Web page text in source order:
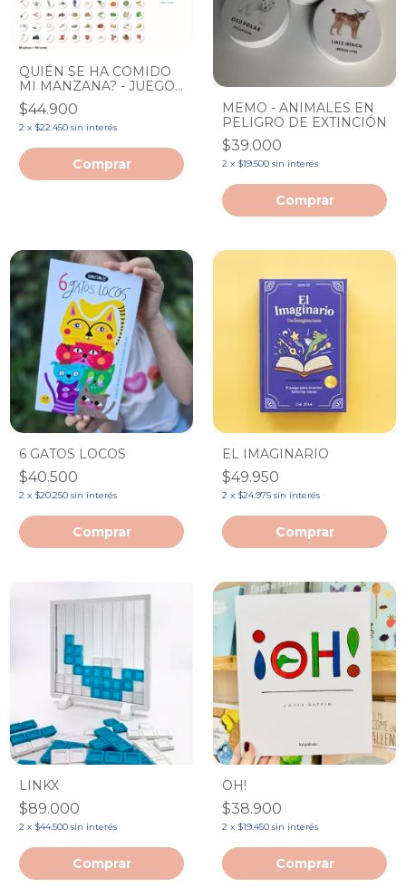
QUIÉN SE HA COMIDO
MI MANZANA? - JUEGO
DE AGUDEZA VISUAL
$44.900
2 x $22.450 sin interés
MEMO - ANIMALES EN
PELIGRO DE EXTINCIÓN
$39.000
2 x $19.500 sin interés
6 GATOS LOCOS
$40.500
2 x $20.250 sin interés
EL IMAGINARIO
$49.950
2 x $24.975 sin interés
LINKX
$89.000
2 x $44.500 sin interés
OH!
$38.900
2 x $19.450 sin interés